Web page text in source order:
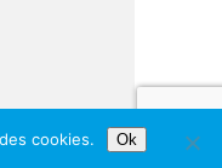
cookies. Ok